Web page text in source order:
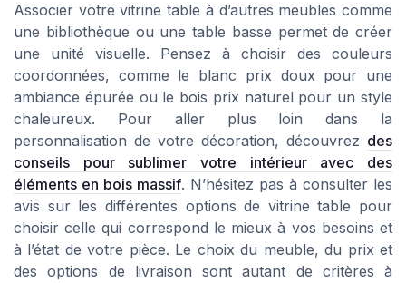
Associer votre vitrine table à d’autres meubles comme
une bibliothèque ou une table basse permet de créer
une unité visuelle. Pensez à choisir des couleurs
coordonnées, comme le blanc prix doux pour une
ambiance épurée ou le bois prix naturel pour un style
chaleureux. Pour aller plus loin dans la
personnalisation de votre décoration, découvrez des
conseils pour sublimer votre intérieur avec des
éléments en bois massif. N’hésitez pas à consulter les
avis sur les différentes options de vitrine table pour
choisir celle qui correspond le mieux à vos besoins et
à l’état de votre pièce. Le choix du meuble, du prix et
des options de livraison sont autant de critères à